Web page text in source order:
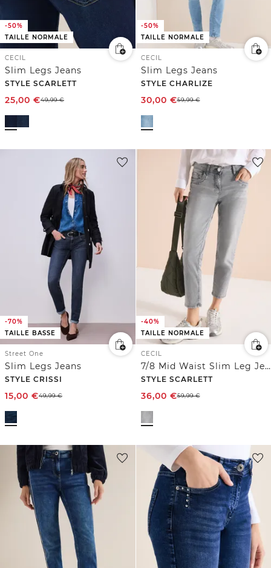
-50%
TAILLE NORMALE
CECIL
Slim Legs Jeans
STYLE SCARLETT
25,00 €49,99€
-50%
TAILLE NORMALE
CECIL
Slim Legs Jeans
STYLE CHARLIZE
30,00 €59,99€
-70%
TAILLE BASSE
Street One
Slim Legs Jeans
STYLE CRISSI
15,00 €49,99€
-40%
TAILLE NORMALE
CECIL
7/8 Mid Waist Slim Leg Jeans dans un Casual Fit
STYLE SCARLETT
36,00 €59,99€